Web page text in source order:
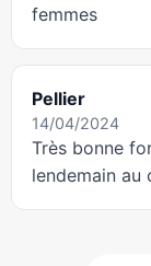
femmes
Pellier
14/04/2024
Très bonne
lendemain